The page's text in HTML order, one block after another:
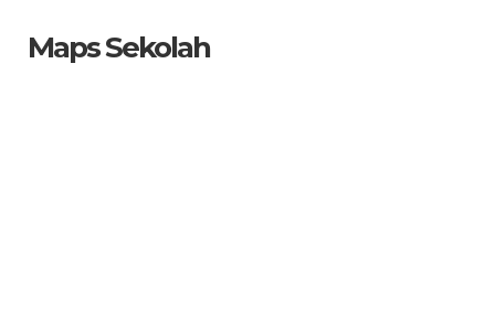
Maps Sekolah